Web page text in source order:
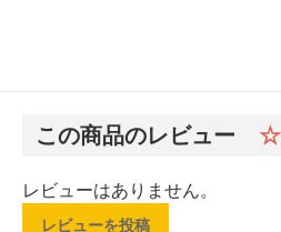
この商品のレビュー
レビューはありません。
レビューを投稿